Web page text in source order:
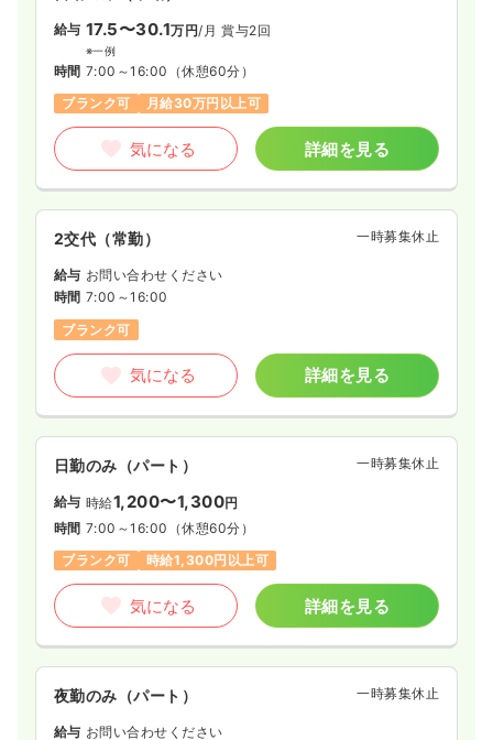
時間 8:30～17:30
日祝休み
月給28万円以上可
気になる
給与 時給1,300〜1,500
日祝休み
時給1,500円以上可
気になる
給与 17.5〜30.1万円/月 賞与2回
※一例
時間 7:00～16:00 （休憩60分）
ブランク可
月給30万円以上可
気になる 詳細を見る
2交代（常勤） 一時募集休止
給与 お問い合わせください
時間 7:00～16:00
ブランク可
気になる 詳細を見る
日勤のみ（パート） 一時募集休止
給与 時給1,200〜1,300円
時間 7:00～16:00 （休憩60分）
ブランク可
時給1,300円以上可
気になる 詳細を見る
夜勤のみ（パート） 一時募集休止
給与 お問い合わせください